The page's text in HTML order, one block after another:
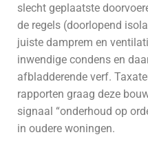
slecht geplaatste
de regels (doorlopend
juiste damprem en
inwendige condens en
afbladderende verf.
rapporten graag deze
signaal “onderhoud op
in oudere woningen.